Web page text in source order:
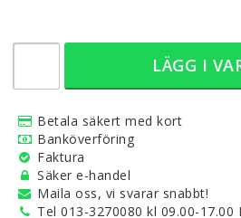
LÄGG I
Betala säkert med kort
Banköverföring
Faktura
Säker e-handel
Maila oss, vi svarar snabbt!
Tel 013-3270080 kl 09.00-17.00